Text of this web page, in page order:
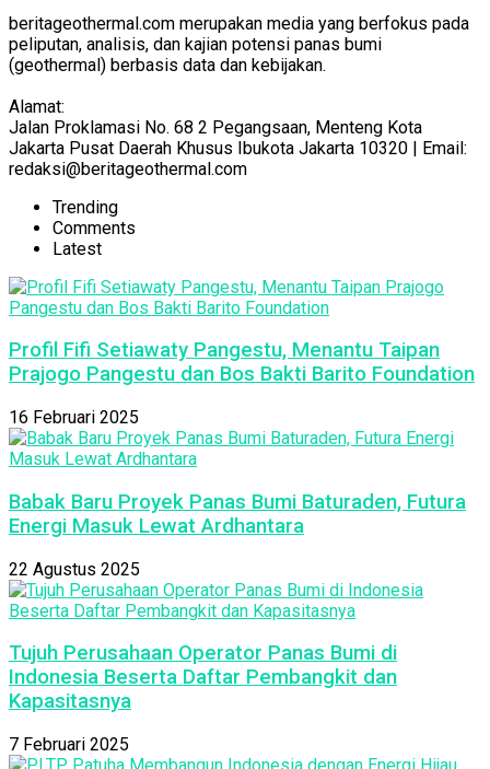
beritageothermal.com merupakan media yang berfokus pada
peliputan, analisis, dan kajian potensi panas bumi
(geothermal) berbasis data dan kebijakan.
Alamat:
Jalan Proklamasi No. 68 2 Pegangsaan, Menteng Kota
Jakarta Pusat Daerah Khusus Ibukota Jakarta 10320 | Email:
redaksi@beritageothermal.com
Trending
Comments
Latest
Profil Fifi Setiawaty Pangestu, Menantu Taipan
Prajogo Pangestu dan Bos Bakti Barito Foundation
16 Februari 2025
Babak Baru Proyek Panas Bumi Baturaden, Futura
Energi Masuk Lewat Ardhantara
22 Agustus 2025
Tujuh Perusahaan Operator Panas Bumi di
Indonesia Beserta Daftar Pembangkit dan
Kapasitasnya
7 Februari 2025